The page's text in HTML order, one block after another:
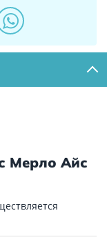
Мерло Айс